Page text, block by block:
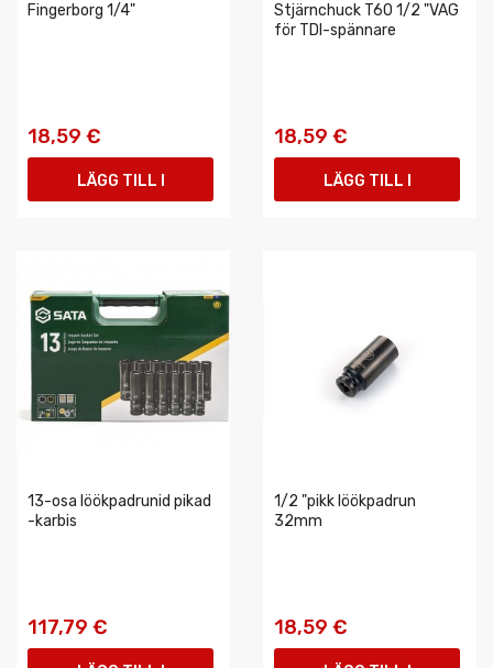
Fingerborg 1/4"
18,59 €
LÄGG TILL I
Stjärnchuck T60 1/2 "VAG
för TDI-spännare
18,59 €
LÄGG TILL I
13-osa löökpadrunid pikad
-karbis
117,79 €
1/2 "pikk löökpadrun
32mm
18,59 €